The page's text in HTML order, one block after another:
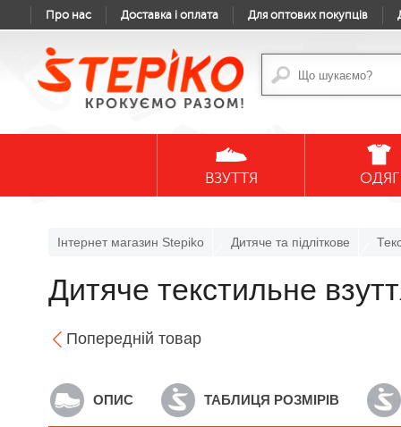
Про нас Доставка і оплата Для оптових покупців
ВЗУТТЯ ОДЯГ
Інтернет магазин Stepiko Дитяче та підліткове
Дитяче текстильне
Попередній товар
ОПИС ТАБЛИЦЯ РОЗМІРІВ